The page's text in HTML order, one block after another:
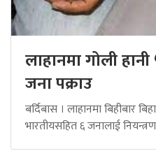
लाहानमा गोली
जना पक्राउ
बर्दिबास । लाहानमा बिहीबार
भारतीयसहित ६ जनालाई